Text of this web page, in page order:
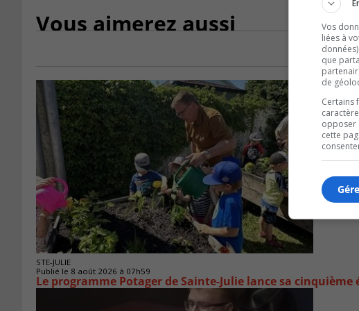
Vous aimerez aussi
STE-JULIE
Publié le 8 août 2026 à 07h59
Le programme Potager de Sainte-Julie lance sa cinquième
Vos
liées à
que
de
Certains
opposer
cette